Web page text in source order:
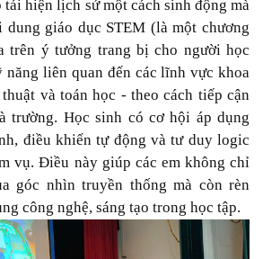
hiện lịch sử một cách sinh động mà
giáo dục STEM (là một chương
trên ý tưởng trang bị cho người học
liên quan đến các lĩnh vực khoa
và toán học - theo cách tiếp cận
trường. Học sinh có cơ hội áp dụng
điều khiển tự động và tư duy logic
vụ. Điều này giúp các em không chỉ
góc nhìn truyền thống mà còn rèn
công nghệ, sáng tạo trong học tập.